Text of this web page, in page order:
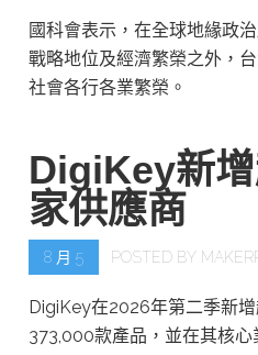
國科會表示，在全球地緣政
戰略地位及經濟繁榮之外，
社會各行各業繁榮。
DigiKey新
家供應商
8 月 5 POSTED BY
DigiKey在2026年第二季新
373,000款產品，並在其核